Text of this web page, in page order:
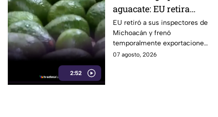
2:52
aguacate: EU retira
inspectores y suspende
temporalmente
exportaciones
EU retiró a sus inspectores de
Michoacán y frenó
temporalmente exportaciones
de aguacate ante la
07 agosto, 2026